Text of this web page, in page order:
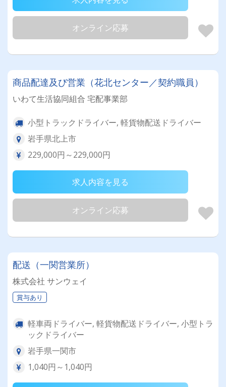
オンライン応募
商品配達及び営業（花北センター／契約職員）
いわて生活協同組合 宅配事業部
小型トラックドライバー, 軽貨物配送ドライバー
岩手県北上市
229,000円～229,000円
求人内容を見る
オンライン応募
配送（一関営業所）
株式会社 サンウェイ
賞与あり
軽車両ドライバー, 軽貨物配送ドライバー, 小型トラ
ックドライバー
岩手県一関市
1,040円～1,040円